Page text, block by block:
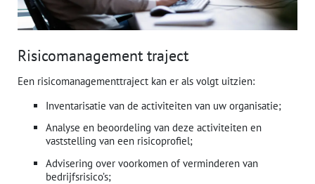
Risicomanagement traject
Een risicomanagementtraject kan er als volgt uitzien:
Inventarisatie van de activiteiten van uw organisatie;
Analyse en beoordeling van deze activiteiten en
vaststelling van een risicoprofiel;
Advisering over voorkomen of verminderen van
bedrijfsrisico’s;